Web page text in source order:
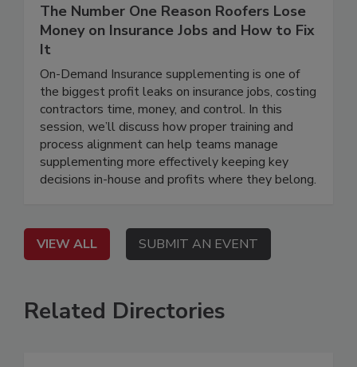
The Number One Reason Roofers Lose
Money on Insurance Jobs and How to Fix
It
On-Demand Insurance supplementing is one of
the biggest profit leaks on insurance jobs, costing
contractors time, money, and control. In this
session, we’ll discuss how proper training and
process alignment can help teams manage
supplementing more effectively keeping key
decisions in-house and profits where they belong.
VIEW ALL SUBMIT AN EVENT
Related Directories